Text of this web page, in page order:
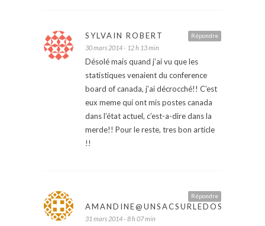
Répondre
SYLVAIN ROBERT
30 mars 2014 - 12 h 13 min
Désolé mais quand j’ai vu que les
statistiques venaient du conference
board of canada, j’ai décrocché!! C’est
eux meme qui ont mis postes canada
dans l’état actuel, c’est-a-dire dans la
merde!! Pour le reste, tres bon article
!!
Répondre
AMANDINE@UNSACSURLEDOS
31 mars 2014 - 8 h 07 min